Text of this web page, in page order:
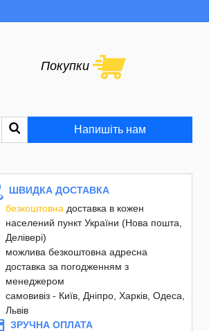
Покупки
Напишіть нам
ШВИДКА ДОСТАВКА
безкоштовна доставка в кожен
населений пункт України (Нова пошта,
Делівері)
можлива безкоштовна адресна
доставка за погодженням з
менеджером
самовивіз - Київ, Дніпро, Харків, Одеса,
Львів
ЗРУЧНА ОПЛАТА